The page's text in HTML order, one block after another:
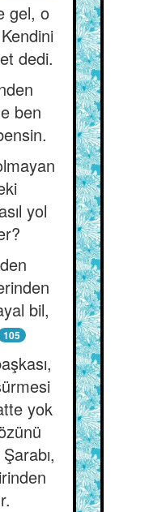
gel, o
dedi.
ben
yol
bil,
105
yok